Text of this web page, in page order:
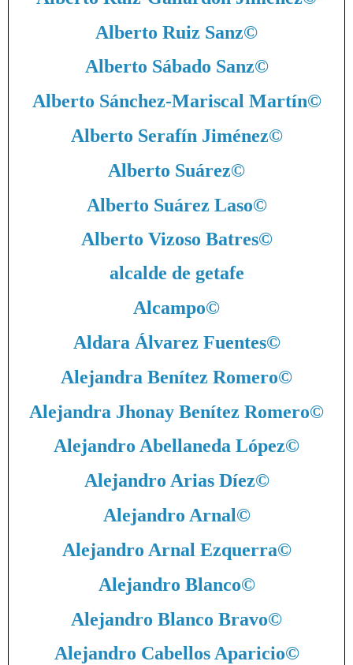
Alberto Ruiz Sanz©
Alberto Sábado Sanz©
Alberto Sánchez-Mariscal Martín©
Alberto Serafín Jiménez©
Alberto Suárez©
Alberto Suárez Laso©
Alberto Vizoso Batres©
alcalde de getafe
Alcampo©
Aldara Álvarez Fuentes©
Alejandra Benítez Romero©
Alejandra Jhonay Benítez Romero©
Alejandro Abellaneda López©
Alejandro Arias Díez©
Alejandro Arnal ©
Alejandro Arnal Ezquerra©
Alejandro Blanco©
Alejandro Blanco Bravo©
Alejandro Cabellos Aparicio©